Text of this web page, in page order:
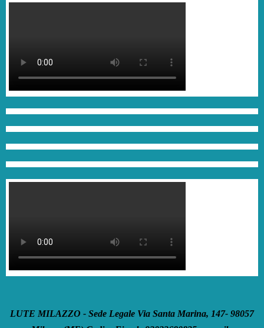
LUTE MILAZZO - Sede Legale Via Santa Marina, 147- 98057